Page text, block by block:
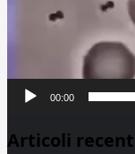
00:00
Articoli